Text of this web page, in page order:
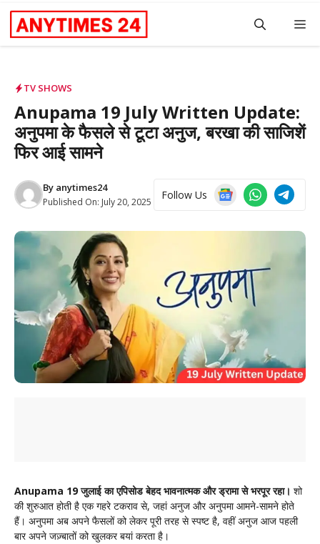
Skip
content
TV SHOWS
Anupama 19 July Written Update:
अनुपमा के फैसले से टूटा अनुज, बरखा की साजिशें
फिर आई सामने
By anytimes24
Published On: July 20, 2025
Follow Us
Anupama 19 जुलाई का एपिसोड बेहद भावनात्मक और ड्रामा से भरपूर रहा। शो
की शुरुआत होती है एक गहरे टकराव से, जहां अनुज और अनुपमा आमने-सामने होते
हैं। अनुपमा अब अपने फैसलों को लेकर पूरी तरह से स्पष्ट है, वहीं अनुज आज पहली
बार अपने जज़्बातों को खुलकर बयां करता है।